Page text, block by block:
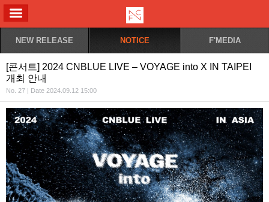
NEW RELEASE NOTICE F'MEDIA
[콘서트] 2024 CNBLUE LIVE – VOYAGE into X IN TAIPEI
개최 안내
No. 27 | Date 2024.09.12 15:00